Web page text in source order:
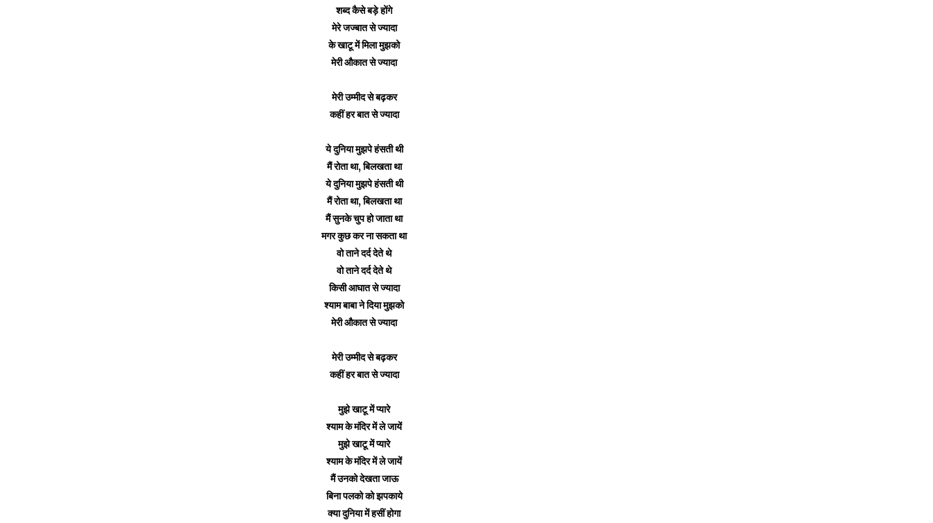
शब्द कैसे बड़े होंगे
मेरे जज्बात से ज्यादा
के खाटू में मिला मुझको
मेरी औकात से ज्यादा
मेरी उम्मीद से बढ़कर
कहीं हर बात से ज्यादा
ये दुनिया मुझपे हंसती थी
मैं रोता था, बिलखता था
ये दुनिया मुझपे हंसती थी
मैं रोता था, बिलखता था
मैं सुनके चुप हो जाता था
मगर कुछ कर ना सकता था
वो ताने दर्द देते थे
वो ताने दर्द देते थे
किसी आघात से ज्यादा
श्याम बाबा ने दिया मुझको
मेरी औकात से ज्यादा
मेरी उम्मीद से बढ़कर
कहीं हर बात से ज्यादा
मुझे खाटू में प्यारे
श्याम के मंदिर में ले जायें
मुझे खाटू में प्यारे
श्याम के मंदिर में ले जायें
मैं उनको देखता जाऊ
बिना पलको को झपकाये
क्या दुनिया में हसीं होगा